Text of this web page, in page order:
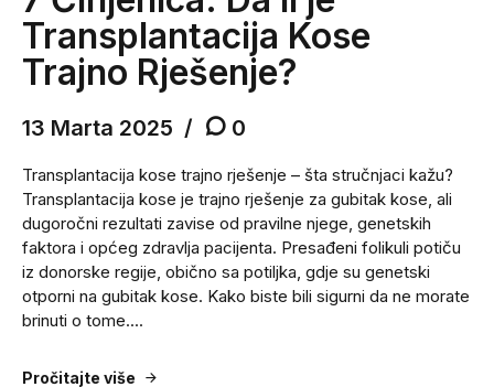
Transplantacija Kose
Trajno Rješenje?
13 Marta 2025 0
Transplantacija kose trajno rješenje – šta stručnjaci kažu?
Transplantacija kose je trajno rješenje za gubitak kose, ali
dugoročni rezultati zavise od pravilne njege, genetskih
faktora i općeg zdravlja pacijenta. Presađeni folikuli potiču
iz donorske regije, obično sa potiljka, gdje su genetski
otporni na gubitak kose. Kako biste bili sigurni da ne morate
brinuti o tome....
Pročitajte više